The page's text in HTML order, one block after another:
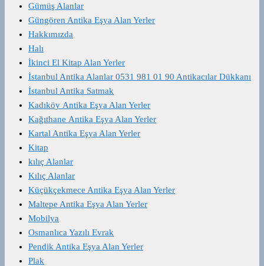
Gümüş Alanlar
Güngören Antika Eşya Alan Yerler
Hakkımızda
Halı
İkinci El Kitap Alan Yerler
İstanbul Antika Alanlar 0531 981 01 90 Antikacılar Dükkanı
İstanbul Antika Satmak
Kadıköy Antika Eşya Alan Yerler
Kağıthane Antika Eşya Alan Yerler
Kartal Antika Eşya Alan Yerler
Kitap
kılıç Alanlar
Kılıç Alanlar
Küçükçekmece Antika Eşya Alan Yerler
Maltepe Antika Eşya Alan Yerler
Mobilya
Osmanlıca Yazılı Evrak
Pendik Antika Eşya Alan Yerler
Plak